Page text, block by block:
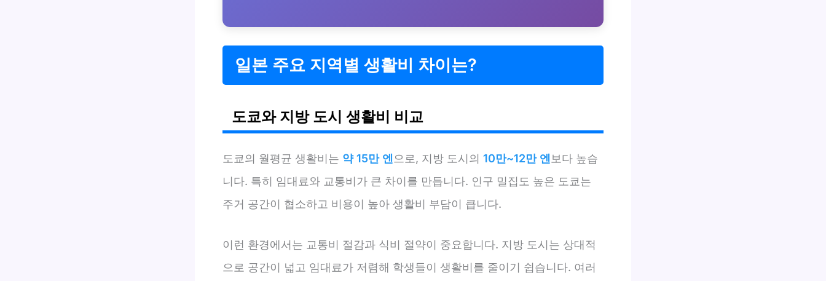
일본 주요 지역별 생활비 차이는?
도쿄와 지방 도시 생활비 비교
도쿄의 월평균 생활비는 약 15만 엔 으로, 지방 도시의 10만~12만 엔 보다 높습
니다. 특히 임대료와 교통비가 큰 차이를 만듭니다. 인구 밀집도 높은 도쿄는
주거 공간이 협소하고 비용이 높아 생활비 부담이 큽니다.
이런 환경에서는 교통비 절감과 식비 절약이 중요합니다. 지방 도시는 상대적
으로 공간이 넓고 임대료가 저렴해 학생들이 생활비를 줄이기 쉽습니다. 여러